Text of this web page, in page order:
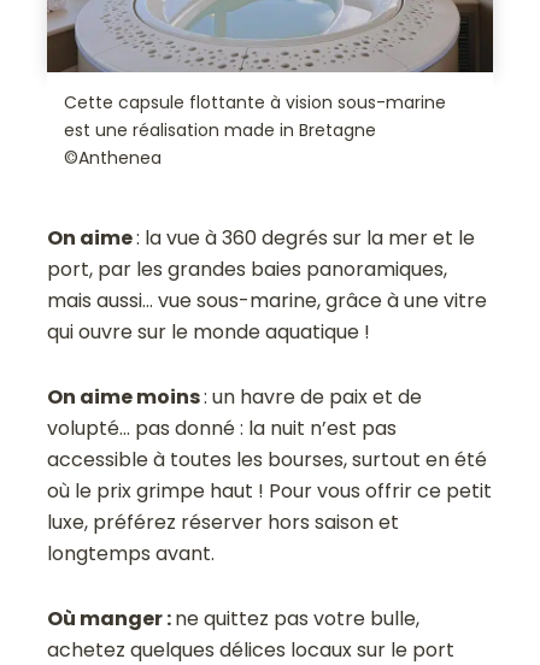
Cette capsule flottante à vision sous-marine
est une réalisation made in Bretagne
©Anthenea
On aime: la vue à 360 degrés sur la mer et le
port, par les grandes baies panoramiques,
mais aussi… vue sous-marine, grâce à une vitre
qui ouvre sur le monde aquatique !
On aime moins: un havre de paix et de
volupté… pas donné : la nuit n’est pas
accessible à toutes les bourses, surtout en été
où le prix grimpe haut ! Pour vous offrir ce petit
luxe, préférez réserver hors saison et
longtemps avant.
Où manger :ne quittez pas votre bulle,
achetez quelques délices locaux sur le port